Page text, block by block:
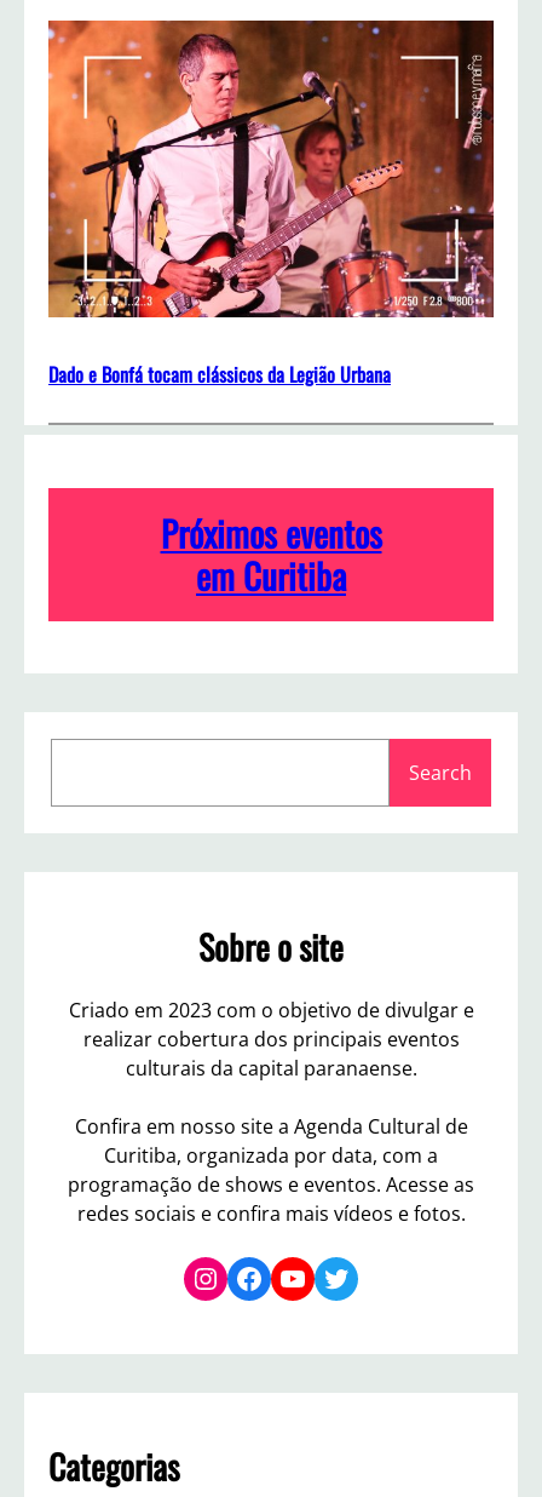
Dado e Bonfá tocam clássicos da Legião Urbana
Próximos eventos
em Curitiba
a
r
c
Search
Sobre o site
Criado em 2023 com o objetivo de divulgar e
realizar cobertura dos principais eventos
culturais da capital paranaense.
Confira em nosso site a Agenda Cultural de
Curitiba, organizada por data, com a
programação de shows e eventos. Acesse as
redes sociais e confira mais vídeos e fotos.
Instagram Facebook YouTube Twitter
Categorias